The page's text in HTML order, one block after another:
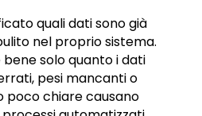
quali dati sono già
nel proprio sistema.
bene solo quanto i dati
pesi mancanti o
poco chiare causano